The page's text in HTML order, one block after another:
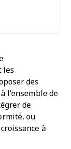
les
des
l'ensemble de
de
ou
à